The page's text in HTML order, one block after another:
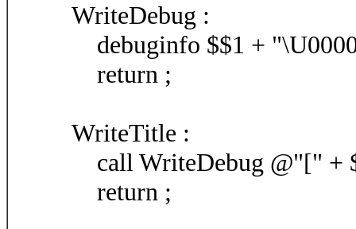
WriteDebug :
debuginfo $$1 +
return ;
WriteTitle :
call WriteDebug @"[" +
return ;